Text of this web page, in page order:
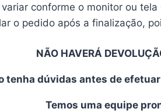
conforme o monitor ou tela
o pedido após a finalização,
NÃO HAVERÁ
tenha dúvidas antes de
Temos uma equipe